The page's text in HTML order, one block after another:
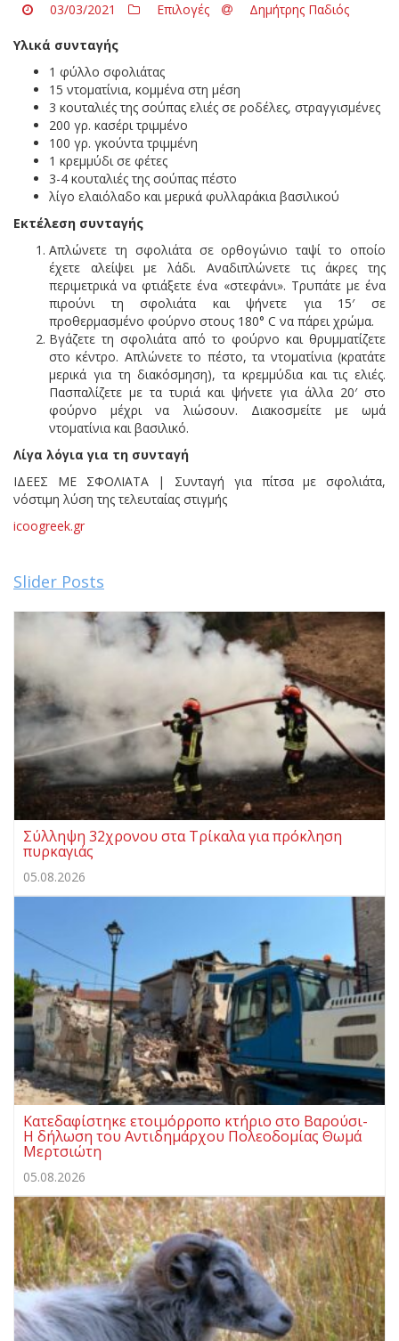
03/03/2021 Επιλογές Δημήτρης Παδιός
Υλικά συνταγής
1 φύλλο σφολιάτας
15 ντοματίνια, κομμένα στη μέση
3 κουταλιές της σούπας ελιές σε ροδέλες, στραγγισμένες
200 γρ. κασέρι τριμμένο
100 γρ. γκούντα τριμμένη
1 κρεμμύδι σε φέτες
3-4 κουταλιές της σούπας πέστο
λίγο ελαιόλαδο και μερικά φυλλαράκια βασιλικού
Εκτέλεση συνταγής
Απλώνετε τη σφολιάτα σε ορθογώνιο ταψί το οποίο
έχετε αλείψει με λάδι. Αναδιπλώνετε τις άκρες της
περιμετρικά να φτιάξετε ένα «στεφάνι». Τρυπάτε με ένα
πιρούνι τη σφολιάτα και ψήνετε για 15′ σε
προθερμασμένο φούρνο στους 180° C να πάρει χρώμα.
Βγάζετε τη σφολιάτα από το φούρνο και θρυμματίζετε
στο κέντρο. Απλώνετε το πέστο, τα ντοματίνια (κρατάτε
μερικά για τη διακόσμηση), τα κρεμμύδια και τις ελιές.
Πασπαλίζετε με τα τυριά και ψήνετε για άλλα 20′ στο
φούρνο μέχρι να λιώσουν. Διακοσμείτε με ωμά
ντοματίνια και βασιλικό.
Λίγα λόγια για τη συνταγή
ΙΔΕΕΣ ΜΕ ΣΦΟΛΙΑΤΑ | Συνταγή για πίτσα με σφολιάτα,
νόστιμη λύση της τελευταίας στιγμής
icoogreek.gr
Slider Posts
Σύλληψη 32χρονου στα Τρίκαλα για πρόκληση
πυρκαγιάς
05.08.2026
Κατεδαφίστηκε ετοιμόρροπο κτήριο στο Βαρούσι-
Η δήλωση του Αντιδημάρχου Πολεοδομίας Θωμά
Μερτσιώτη
05.08.2026